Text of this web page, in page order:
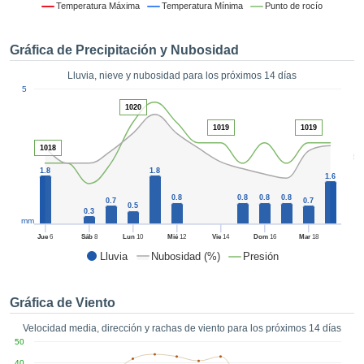
permite
el botón
ya sean
en
así como
un perfil
CONFIGURACIÓN
Temperatura Máxima Temperatura Mínima Punto de rocío
Gráfica de Precipitación y Nubosidad
Lluvia, nieve y nubosidad para los próximos 14 días
Lluvia Nubosidad (%) Presión
50
Jue 6 Sáb8 Lun 10 Mié 12 Vie 14 Dom16 Mar18
5
mm
1.8
0.3
0.7
0.5
1.8
0.8 0.8 0.8 0.8 0.7
1.6
1018
1020
1019 1019
Gráfica de Viento
Velocidad media, dirección y rachas de viento para los próximos 14 días
50